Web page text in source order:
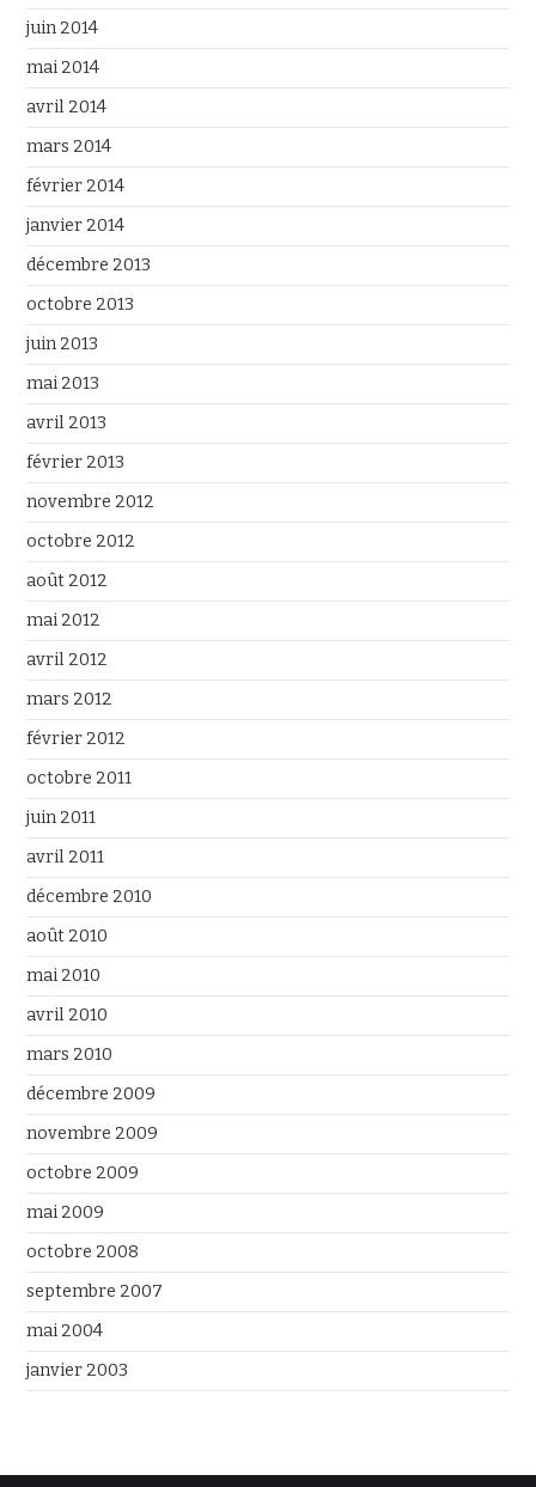
juin 2014
mai 2014
avril 2014
mars 2014
février 2014
janvier 2014
décembre 2013
octobre 2013
juin 2013
mai 2013
avril 2013
février 2013
novembre 2012
octobre 2012
août 2012
mai 2012
avril 2012
mars 2012
février 2012
octobre 2011
juin 2011
avril 2011
décembre 2010
août 2010
mai 2010
avril 2010
mars 2010
décembre 2009
novembre 2009
octobre 2009
mai 2009
octobre 2008
septembre 2007
mai 2004
janvier 2003